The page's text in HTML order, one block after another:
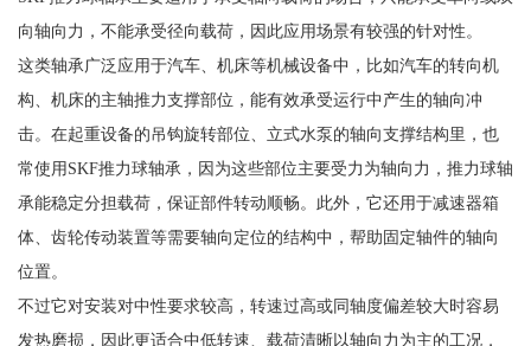
向轴向力，不能承受径向载荷，因此应用场景有较强的针对性。
这类轴承广泛应用于汽车、机床等机械设备中，比如汽车的转向机
构、机床的主轴推力支撑部位，能有效承受运行中产生的轴向冲
击。在起重设备的吊钩旋转部位、立式水泵的轴向支撑结构里，也
常使用SKF推力球轴承，因为这些部位主要受力为轴向力，推力球轴
承能稳定分担载荷，保证部件转动顺畅。此外，它还用于减速器箱
体、齿轮传动装置等需要轴向定位的结构中，帮助固定轴件的轴向
位置。
不过它对安装对中性要求较高，转速过高或同轴度偏差较大时容易
发热磨损，因此更适合中低转速、载荷清晰以轴向力为主的工况，